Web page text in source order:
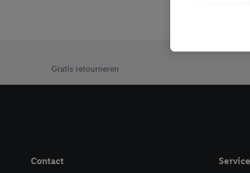
Jouw voordelen bij ons als Lidl webshop klant
Gratis retourneren
Contact Service
Als je hiervoor
eerder interesse
maar het niet te
Onder
technieken worden